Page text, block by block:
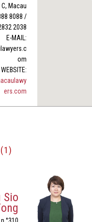
Macau
8088 /
2038
E-MAIL:
om
WEBSITE:
ers.com
Sio